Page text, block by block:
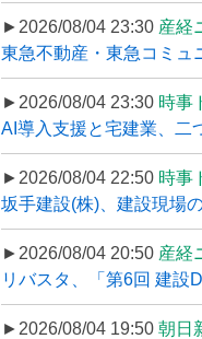
►2026/08/04 23:30 産経
東急不動産・東急コミュ
►2026/08/04 23:30 時事
AI導入支援と宅建業、二
►2026/08/04 22:50 時事
坂手建設(株)、建設現場
►2026/08/04 20:50 産経
リバスタ、「第6回 建設
►2026/08/04 19:50 朝日